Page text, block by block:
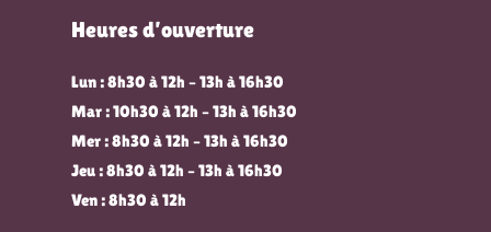
Heures d’ouverture
Lun : 8h30 à 12h – 13h à 16h30
Mar : 10h30 à 12h – 13h à 16h30
Mer : 8h30 à 12h – 13h à 16h30
Jeu : 8h30 à 12h – 13h à 16h30
Ven : 8h30 à 12h